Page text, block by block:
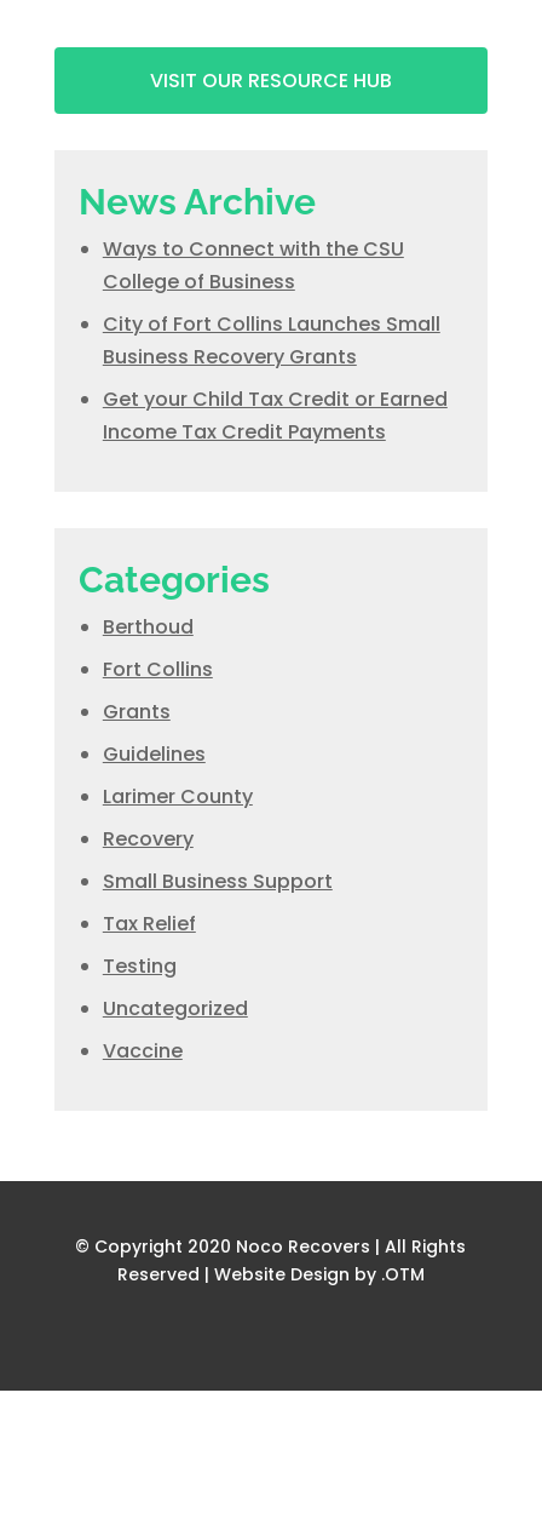
VISIT OUR RESOURCE HUB
News Archive
Ways to Connect with the CSU
College of Business
City of Fort Collins Launches Small
Business Recovery Grants
Get your Child Tax Credit or Earned
Income Tax Credit Payments
Categories
Berthoud
Fort Collins
Grants
Guidelines
Larimer County
Recovery
Small Business Support
Tax Relief
Testing
Uncategorized
Vaccine
© Copyright 2020 Noco Recovers | All Rights
Reserved | Website Design by .OTM